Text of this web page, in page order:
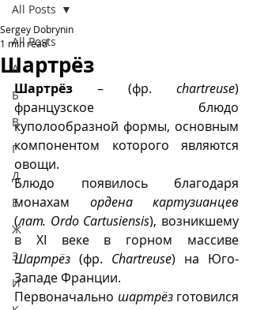
All Posts
А
Б
В
Г
Д
Е
Ж
З
И
All Posts
Шартрëз
Sergey Dobrynin
1 min read
Шартрëз – (фр. chartreuse)
французское блюдо
куполообразной формы, основным
компонентом которого являются
овощи.
Блюдо появилось благодаря
монахам ордена картузианцев
(лат. Ordo Cartusiensis), возникшему
Шартрëз (фр. Chartreuse) на Юго-
Западе Франции.
Первоначально шартрëз готовился